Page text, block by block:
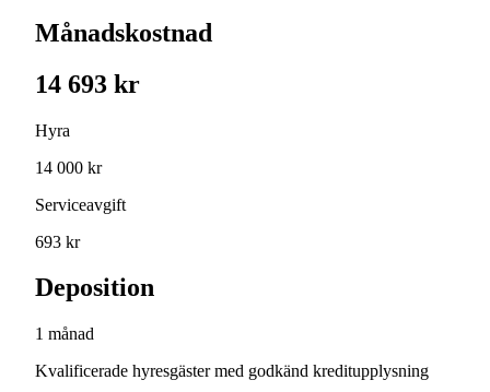
Månadskostnad
14 693 kr
Hyra
14 000 kr
Serviceavgift
693 kr
Deposition
1 månad
Kvalificerade hyresgäster med godkänd kreditupplysning